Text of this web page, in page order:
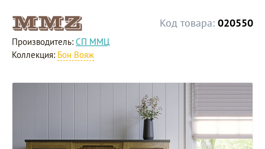
Код товара: 020550
Производитель: СП ММЦ
Коллекция: Бон Вояж